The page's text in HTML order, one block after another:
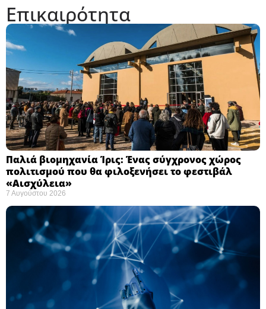
Επικαιρότητα
Παλιά βιομηχανία Ίρις: Ένας σύγχρονος χώρος
πολιτισμού που θα φιλοξενήσει το φεστιβάλ
«Αισχύλεια» ​
7 Αυγούστου 2026